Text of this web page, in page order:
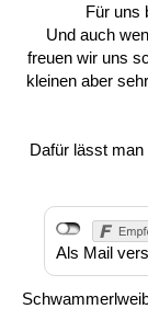
Für uns
Und auch
freuen wir uns
kleinen aber
Dafür lässt
Als Mail